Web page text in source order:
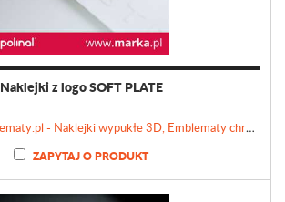
Naklejki z logo SOFT PLATE
POLINAL® - Emblematy.pl - Naklejki wypukłe 3D, Emblematy chromowane, Tabliczki, Etykiety
ZAPYTAJ O PRODUKT